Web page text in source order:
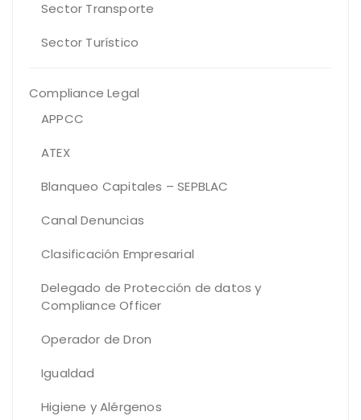
Sector Transporte
Sector Turístico
Compliance Legal
APPCC
ATEX
Blanqueo Capitales – SEPBLAC
Canal Denuncias
Clasificación Empresarial
Delegado de Protección de datos y
Compliance Officer
Operador de Dron
Igualdad
Higiene y Alérgenos